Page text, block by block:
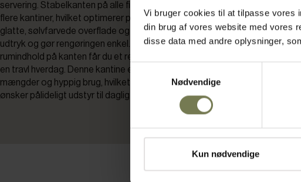
Vi bruger cookies til at tilpasse vores
din brug af vores website med vores
disse data med andre oplysninger,
Samtykkevalg
Nødvendige
Kun nødvendige
servering. Stabelkanten på alle fire hjørner gør det hurtigt at stable og
flere kantiner, hvilket optimerer pladsen i køkkenet og letter logistikken.
glatte, sølvfarvede overflade og afrundede hjørner giver et professionelt
udtryk og gør rengøringen enkel. Med tydelig angivelse af størrelse og
rumindhold på kanten får du et redskab, der er let at identificere og anvende
en travl hverdag. Denne kantine er udviklet til at kunne håndtere store
mængder og hyppig brug, hvilket gør den til et solidt valg for
ønsker pålideligt udstyr til daglig drift.